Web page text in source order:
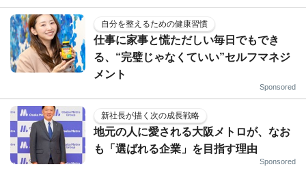
自分を整えるための健康習慣
仕事に家事と慌ただしい毎日でもでき
る、“完璧じゃなくていい”セルフマネジ
メント
Sponsored
新社長が描く次の成長戦略
地元の人に愛される大阪メトロが、なお
も「選ばれる企業」を目指す理由
Sponsored